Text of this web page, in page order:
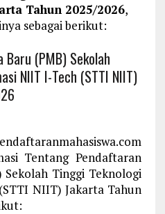
Tahun 2025/2026,
sebagai berikut:
(PMB) Sekolah
NIIT I-Tech (STTI NIIT)
Tentang Pendaftaran
Sekolah Tinggi Teknologi
NIIT) Jakarta Tahun